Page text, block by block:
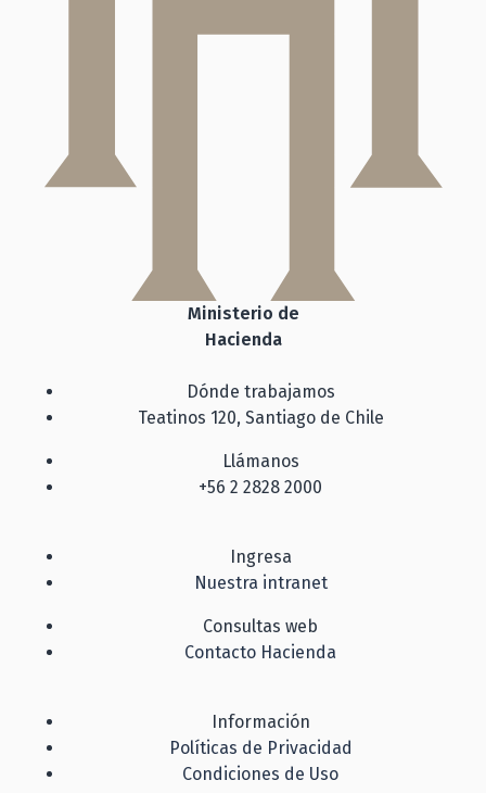
Ministerio de
Hacienda
Dónde trabajamos
Teatinos 120, Santiago de Chile
Llámanos
+56 2 2828 2000
Ingresa
Nuestra intranet
Consultas web
Contacto Hacienda
Información
Políticas de Privacidad
Condiciones de Uso